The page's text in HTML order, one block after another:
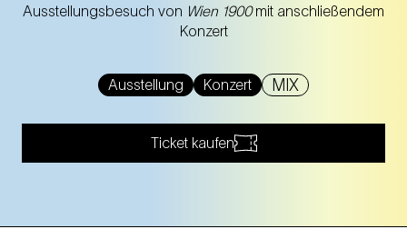
Ausstellungsbesuch von Wien 1900mit anschließendem
Konzert
Ausstellung Konzert MIX
Ticket kaufen